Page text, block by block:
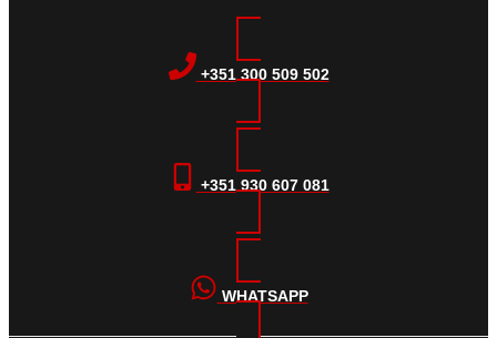
+351 300 509 502
+351 930 607 081
WHATSAPP